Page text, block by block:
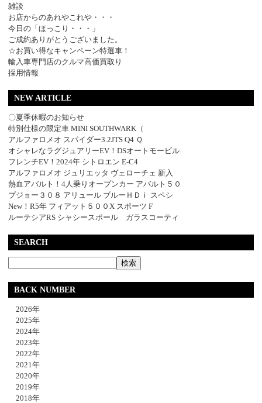
雑談
お店からのあれやこれや・・・
今日の「ほっこり・・・」
ご成約ありがとうございました。
☆お買い得なキャンペーン特選車！
輸入車専門店のクルマ高価買取り
採用情報
NEW ARTICLE
〇夏季休暇のお知らせ
特別仕様の限定車 MINI SOUTHWARK（
アルファロメオ スパイダー3.2JTS Q4 Ｑ
オシャレなラグジュアリーEV！DSオートモービル
フレンチEV！2024年 シトロエン E-C4
アルファロメオ ジュリエッタ ヴェローチェ 新入
熱血アバルト！4人乗りオープンカー アバルト５０
プジョー３０８ アリュール ブルーＨＤｉ スペシ
New！R5年 フィアット５００X スポーツ F
ルーテシアRS シャシースポール ガラスコーティ
SEARCH
BACK NUMBER
2026年
2025年
2024年
2023年
2022年
2021年
2020年
2019年
2018年